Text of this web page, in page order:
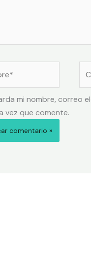
mi nombre, correo
vez que comente.